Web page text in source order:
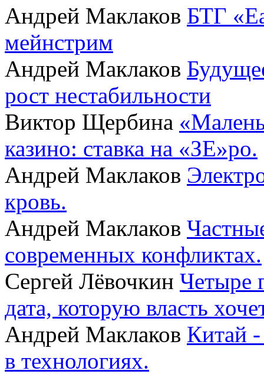
Андрей Маклаков БТГ
мейнстрим
Андрей Маклаков
рост нестабильности
Виктор Щербина
казино: ставка на «ЗЕ»ро.
Андрей Маклаков
кровь.
Андрей Маклаков
современных конфликтах.
Сергей Лёвочкин Четыре
дата, которую власть
Андрей Маклаков Китай
в технологиях.